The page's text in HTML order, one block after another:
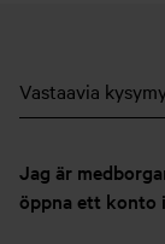
Vastaavia
Jag är
öppna ett konto